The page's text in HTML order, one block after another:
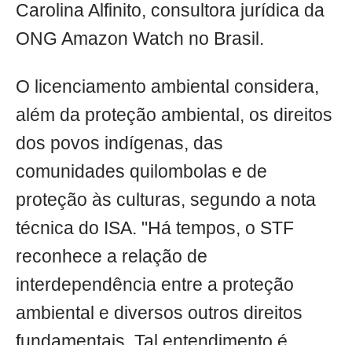
Carolina Alfinito, consultora jurídica da
ONG Amazon Watch no Brasil.
O licenciamento ambiental considera,
além da proteção ambiental, os direitos
dos povos indígenas, das
comunidades quilombolas e de
proteção às culturas, segundo a nota
técnica do ISA. "Há tempos, o STF
reconhece a relação de
interdependência entre a proteção
ambiental e diversos outros direitos